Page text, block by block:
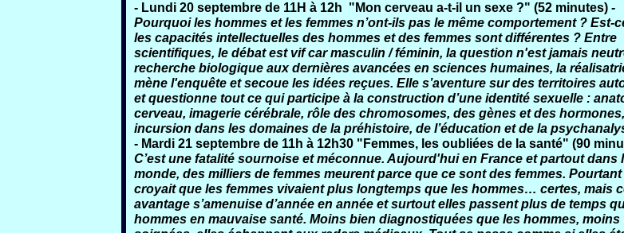
- Lundi 20 septembre de 11H à 12h "Mon cerveau a-t-il un sexe ?" (52 minutes) -
Pourquoi les hommes et les femmes n’ont-ils pas le même comportement ? Est-
les capacités intellectuelles des hommes et des femmes sont différentes ? Entre
scientifiques, le débat est vif car masculin / féminin, la question n'est jamais
recherche biologique aux dernières avancées en sciences humaines, la
mène l'enquête et secoue les idées reçues. Elle s’aventure sur des territoires
et questionne tout ce qui participe à la construction d’une identité sexuelle :
cerveau, imagerie cérébrale, rôle des chromosomes, des gènes et des hormones,
incursion dans les domaines de la préhistoire, de l’éducation et de la
- Mardi 21 septembre de 11h à 12h30 "Femmes, les oubliées de la santé" (90
C’est une fatalité sournoise et méconnue. Aujourd'hui en France et partout dans
monde, des milliers de femmes meurent parce que ce sont des femmes. Pourtant
croyait que les femmes vivaient plus longtemps que les hommes… certes, mais
avantage s’amenuise d’année en année et surtout elles passent plus de temps
hommes en mauvaise santé. Moins bien diagnostiquées que les hommes, moins